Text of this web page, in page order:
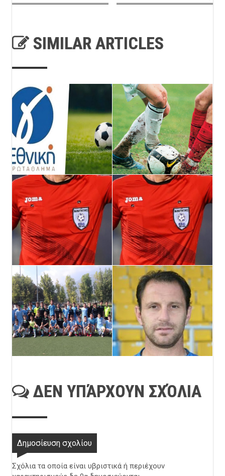
SIMILAR ARTICLES
ΔΕΝ ΥΠΆΡΧΟΥΝ ΣΧΌΛΙΑ
Δημοσίευση σχολίου
Σχόλια τα οποία είναι υβριστικά ή περιέχουν